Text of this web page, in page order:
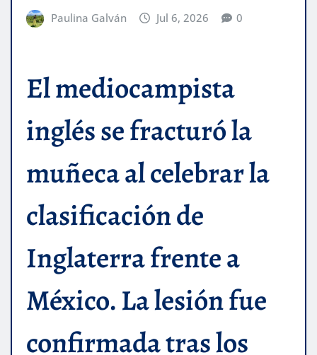
Paulina Galván Jul 6, 2026 0
El mediocampista
inglés se fracturó la
muñeca al celebrar la
clasificación de
Inglaterra frente a
México. La lesión fue
confirmada tras los